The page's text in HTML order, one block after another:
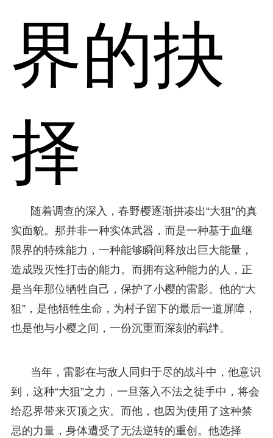
界的抉
择
随着调查的深入，春野樱逐渐拼凑出“大狙”的真
实面貌。那并非一种实体武器，而是一种基于血继
限界的特殊能力，一种能够瞬间释放出巨大能量，
造成毁灭性打击的能力。而拥有这种能力的人，正
是当年那位牺牲自己，保护了小樱的雷影。他的“大
狙”，是他牺牲生命，为村子留下的最后一道屏障，
也是他与小樱之间，一份沉重而深刻的羁绊。
当年，雷影在与敌人同归于尽的战斗中，他意识
到，这种“大狙”之力，一旦落入不法之徒手中，将会
给忍界带来灭顶之灾。而他，也因为使用了这种禁
忌的力量，身体遭受了无法逆转的重创。他选择